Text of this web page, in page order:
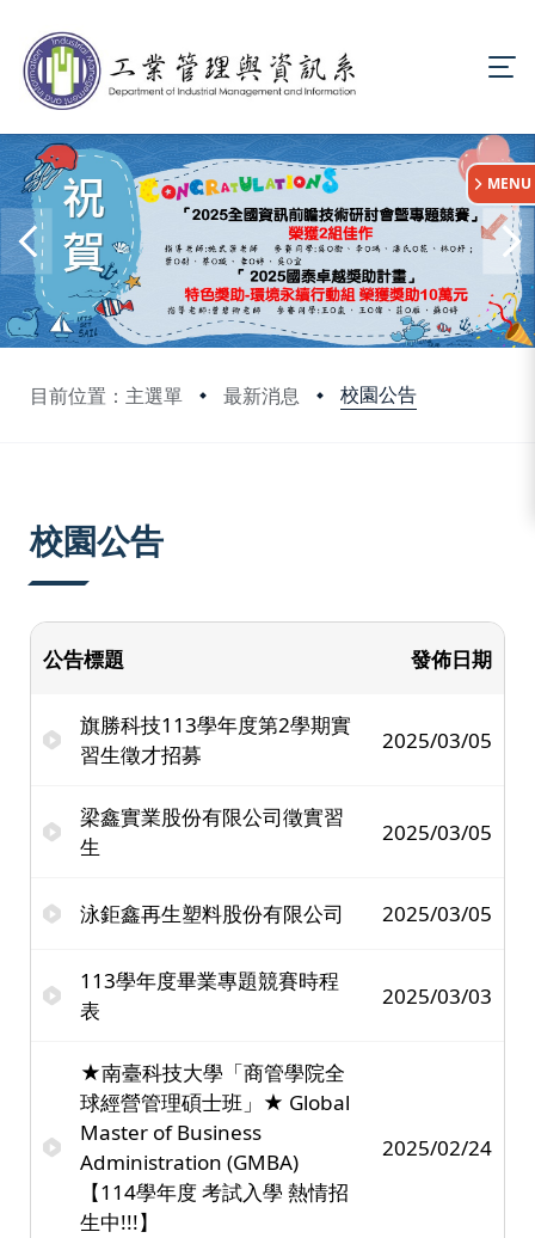
目前位置：主選單 最新消息 校園公告
:::
MENU
校園公告
公告標題 發佈日期
旗勝科技113學年度第2學期實
習生徵才招募
2025/03/05
梁鑫實業股份有限公司徵實習
生
2025/03/05
泳鉅鑫再生塑料股份有限公司 2025/03/05
113學年度畢業專題競賽時程
表
2025/03/03
★南臺科技大學「商管學院全
球經營管理碩士班」★ Global
Master of Business
Administration (GMBA)
【114學年度 考試入學 熱情招
生中!!!】
2025/02/24